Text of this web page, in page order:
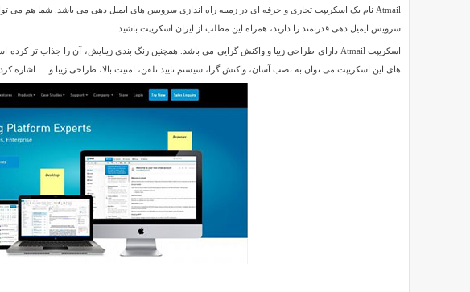
Atmail Reviewed
by
سرویس ایمیل دهی قدرتمند را دارید، همراه این مطلب از ایران اسکریپت باشید.
های این اسکریپت می توان به نصب آسان، واکنش گرا، سیستم تایید تلفن، امنیت بالا، طراحی زیبا و … اشاره کرد.